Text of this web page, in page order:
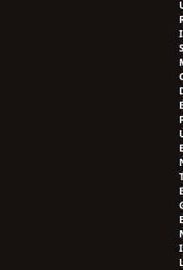
I
S
E
E
E
E
I